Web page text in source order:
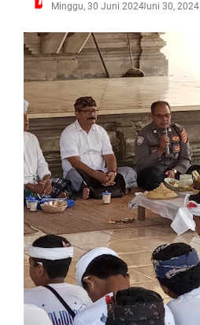
Minggu, 30 Juni 2024Juni 30, 2024